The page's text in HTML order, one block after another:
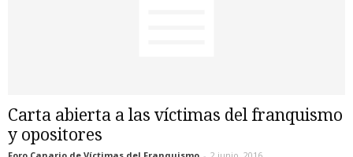
Carta abierta a las víctimas del franquismo
y opositores